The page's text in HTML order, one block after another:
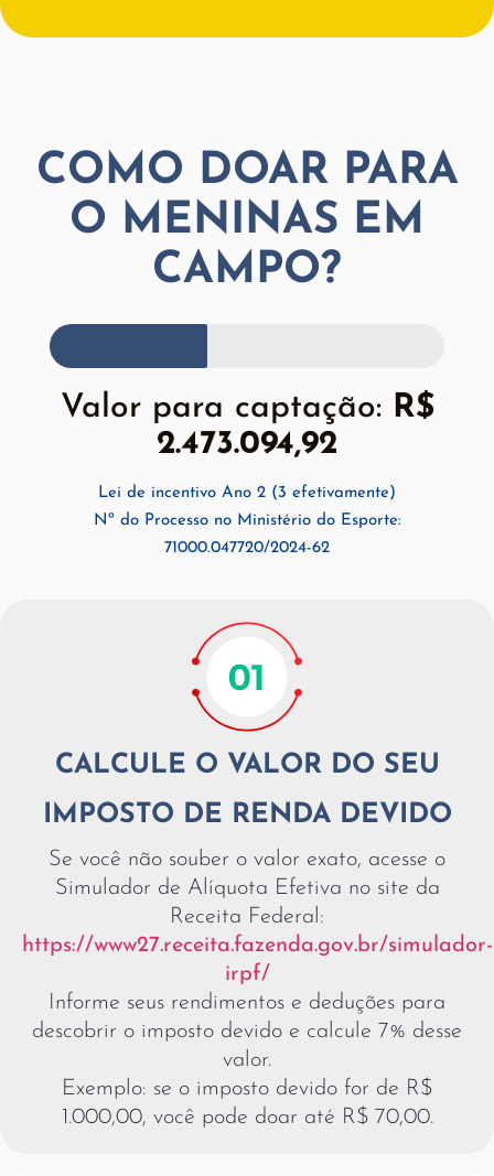
COMO DOAR PARA
O MENINAS EM
CAMPO?
Valor para captação: R$
2.473.094,92
Lei de incentivo Ano 2 (3 efetivamente)
Nº do Processo no Ministério do Esporte:
71000.047720/2024-62
CALCULE O VALOR DO SEU
IMPOSTO DE RENDA DEVIDO
Se você não souber o valor exato, acesse o
Simulador de Alíquota Efetiva no site da
Receita Federal:
https://www27.receita.fazenda.gov.br/simulador-
irpf/
Informe seus rendimentos e deduções para
descobrir o imposto devido e calcule 7% desse
valor.
Exemplo: se o imposto devido for de R$
1.000,00, você pode doar até R$ 70,00.